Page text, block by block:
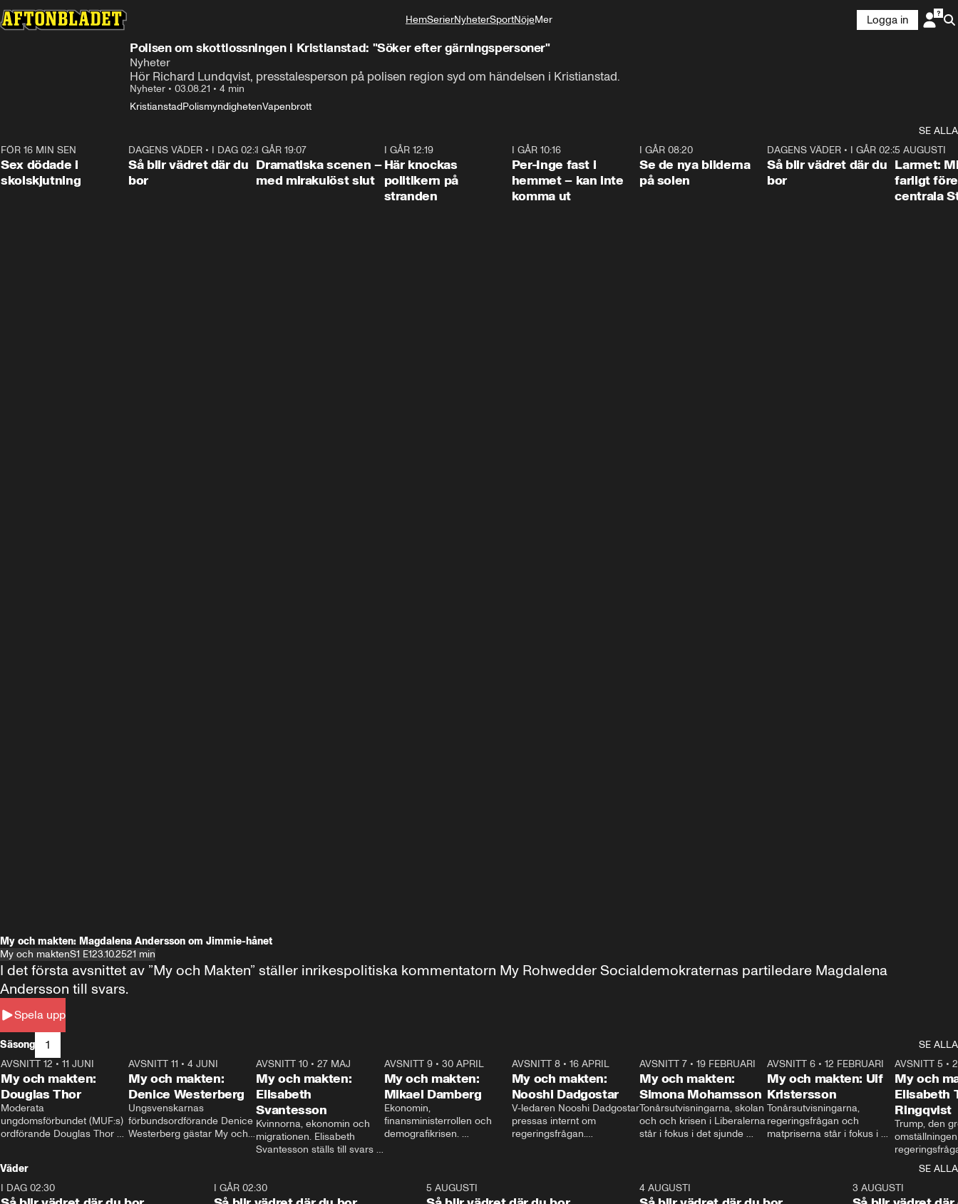
HemSerierNyheterSportNöjeMer
Livsstil
Logga in
Polisen om skottlossningen i Kristianstad: "Söker efter gärningspersoner"
Nyheter
Hör Richard Lundqvist, presstalesperson på polisen region syd om händelsen i Kristianstad.
Nyheter • 03.08.21 • 4 min
KristianstadPolismyndighetenVapenbrott
SE ALLA
FÖR 16 MIN SEN
Sex dödade i
skolskjutning
1:06
DAGENS VÄDER • I DAG 02:30
Så blir vädret där du
bor
I GÅR 19:07
Dramatiska scenen –
med mirakulöst slut
I GÅR 12:19
Här knockas
politikern på
stranden
I GÅR 10:16
Per-Inge fast i
hemmet – kan inte
komma ut
I GÅR 08:20
Se de nya bilderna
på solen
1:06
DAGENS VÄDER • I GÅR 02:30
Så blir vädret där du
bor
5 AUGUSTI
Larmet:
farligt
centrala
My och makten: Magdalena Andersson om Jimmie-hånet
My och maktenS1 E123.10.2521 min
Spela upp
I det första avsnittet av ”My och Makten” ställer inrikespolitiska kommentatorn My Rohwedder Socialdemokraternas partiledare Magdalena
Andersson till svars.
Säsong 1
SE ALLA
26:27
AVSNITT 12 • 11 JUNI
My och makten:
Douglas Thor
Moderata
ungdomsförbundet (MUF:s)
ordförande Douglas Thor
tonårsutvisningarna och hur
Moderaterna ska locka
väljare till valet i höst.
23:40
AVSNITT 11 •4 JUNI
My och makten:
Denice Westerberg
Ungsvenskarnas
förbundsordförande Denice
Westerberg gästar My och
AVSNITT 10 •27 MAJ
My och makten:
Elisabeth
Svantesson
Kvinnorna, ekonomin och
migrationen. Elisabeth
Svantesson ställs till svars
AVSNITT 9• 30 APRIL
My och makten:
Mikael Damberg
Ekonomin,
finansministerrollen och
demografikrisen.
och Makten.
AVSNITT 8• 16 APRIL
My och makten:
Nooshi Dadgostar
V-ledaren Nooshi Dadgostar
pressas internt om
regeringsfrågan.
– Vi ställer upp i val. Ska vi
24:30
AVSNITT 7• 19 FEBRUARI
My och makten:
Simona Mohamsson
Tonårsutvisningarna, skolan
och och krisen i Liberalerna
står i fokus i det sjunde
kommentator My
Rohwedder ställer
27:30
AVSNITT 6 •12 FEBRUARI
My och makten: Ulf
Kristersson
Tonårsutvisningarna,
regeringsfrågan och
matpriserna står i fokus i
Rohwedder ställer
AVSNITT 5 •
My och
Elisabeth
Ringqvist
Trump, den
centrum i
avsnittet av
Makten”. Se
Aftonbladets
Väder
SE ALLA
I DAG 02:30 1:06
I GÅR 02:30 5 AUGUSTI 4 AUGUSTI 3 AUGUSTI